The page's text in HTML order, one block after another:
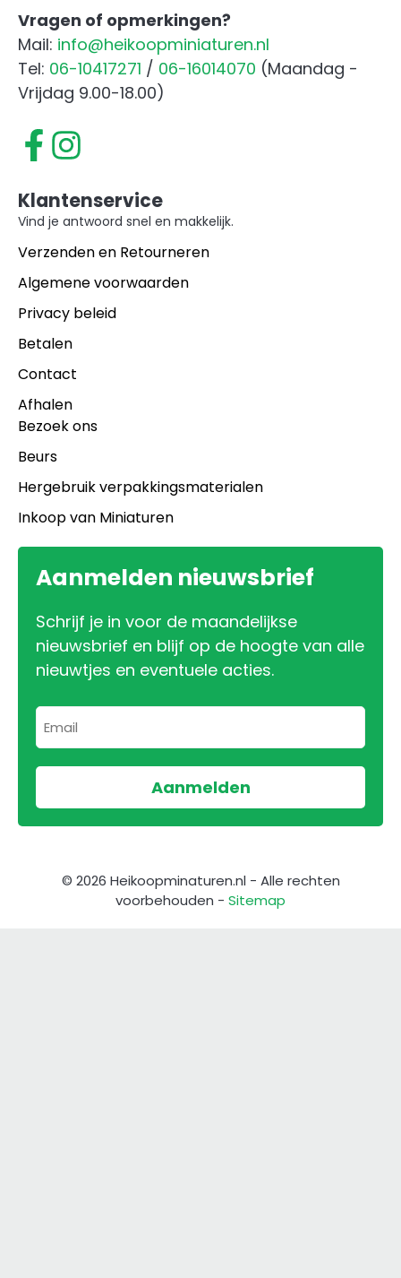
Vragen of opmerkingen?
Mail: info@heikoopminiaturen.nl
Tel: 06-10417271 / 06-16014070 (Maandag -
Vrijdag 9.00-18.00)
Klantenservice
Vind je antwoord snel en makkelijk.
Verzenden en Retourneren
Algemene voorwaarden
Privacy beleid
Betalen
Contact
Afhalen
Bezoek ons
Beurs
Hergebruik verpakkingsmaterialen
Inkoop van Miniaturen
Aanmelden nieuwsbrief
Schrijf je in voor de maandelijkse
nieuwsbrief en blijf op de hoogte van alle
nieuwtjes en eventuele acties.
© 2026 Heikoopminaturen.nl - Alle rechten
voorbehouden - Sitemap